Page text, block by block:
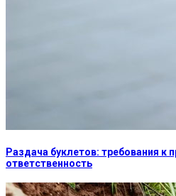
Раздача буклетов: требования к
ответственность